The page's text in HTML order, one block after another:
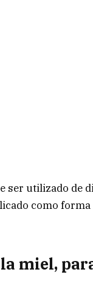
ser utilizado de
como
miel,